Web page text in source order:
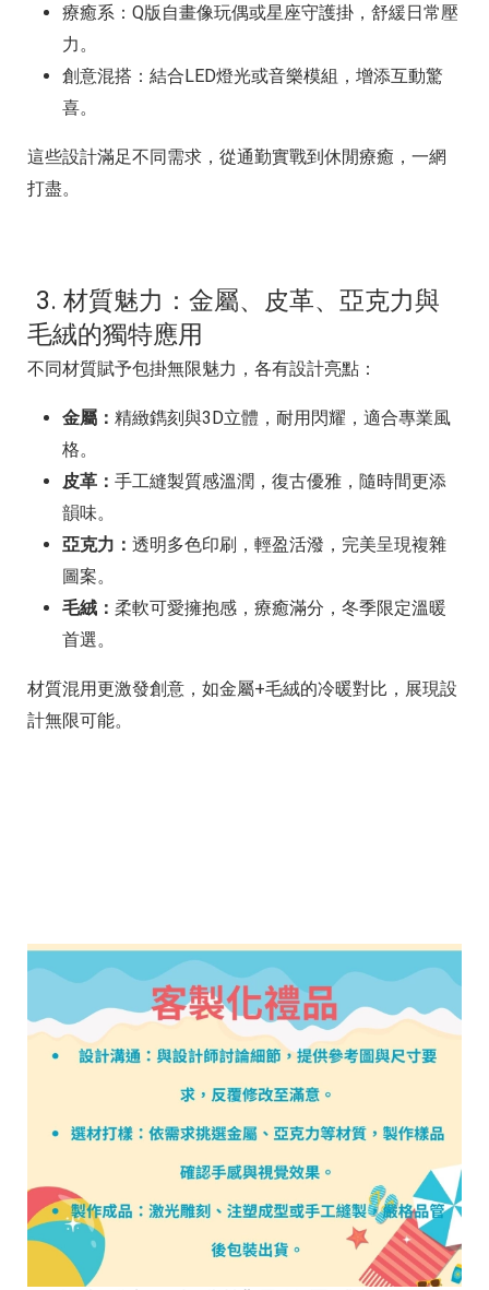
療癒系：Q版自畫像玩偶或星座守護掛，舒緩日常壓
力。
創意混搭：結合LED燈光或音樂模組，增添互動驚
喜。
這些設計滿足不同需求，從通勤實戰到休閒療癒，一網
打盡。
3. 材質魅力：金屬、皮革、亞克力與
毛絨的獨特應用
不同材質賦予包掛無限魅力，各有設計亮點：
金屬： 精緻鐫刻與3D立體，耐用閃耀，適合專業風
格。
皮革： 手工縫製質感溫潤，復古優雅，隨時間更添
韻味。
亞克力： 透明多色印刷，輕盈活潑，完美呈現複雜
圖案。
毛絨： 柔軟可愛擁抱感，療癒滿分，冬季限定溫暖
首選。
材質混用更激發創意，如金屬+毛絨的冷暖對比，展現設
計無限可能。